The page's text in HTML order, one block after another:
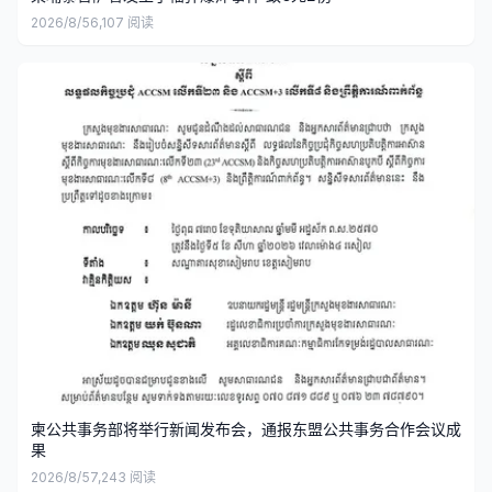
2026/8/56,107 阅读
柬公共事务部将举行新闻发布会，通报东盟公共事务合作会议成
果
2026/8/57,243 阅读